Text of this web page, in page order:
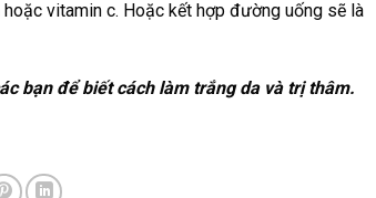
vitamin c. Hoặc kết hợp đường uống sẽ là
bạn để biết cách làm trắng da và trị thâm.